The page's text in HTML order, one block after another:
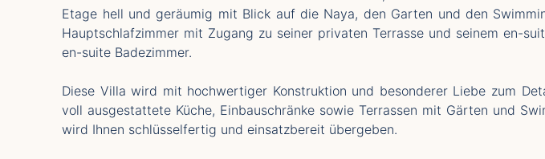
Etage hell und geräumig mit Blick auf die Naya, den Garten und den
Hauptschlafzimmer mit Zugang zu seiner privaten Terrasse und seinem en-
en-suite Badezimmer.
Diese Villa wird mit hochwertiger Konstruktion und besonderer Liebe zum
voll ausgestattete Küche, Einbauschränke sowie Terrassen mit Gärten und
wird Ihnen schlüsselfertig und einsatzbereit übergeben.